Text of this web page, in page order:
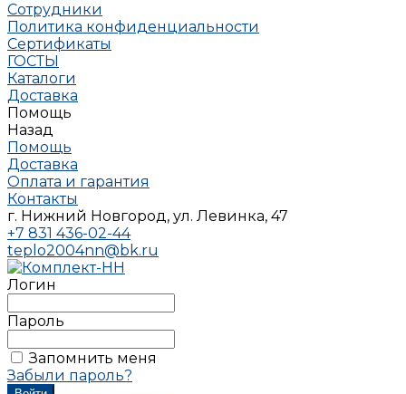
Сотрудники
Политика конфиденциальности
Сертификаты
ГОСТЫ
Каталоги
Доставка
Помощь
Назад
Помощь
Доставка
Оплата и гарантия
Контакты
г. Нижний Новгород, ул. Левинка, 47
+7 831 436-02-44
teplo2004nn@bk.ru
Логин
Пароль
Запомнить меня
Забыли пароль?